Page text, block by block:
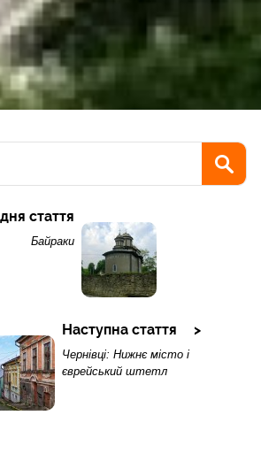
стаття
Байраки
Наступна стаття
Чернівці: Нижнє місто і
єврейський штетл